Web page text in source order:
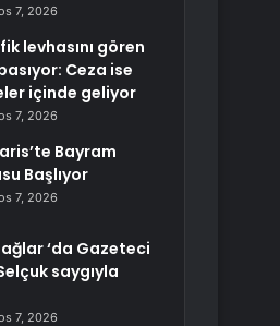
7, 2026
levhasını gören
Ceza ise
içinde geliyor
7, 2026
Bayram
Başlıyor
7, 2026
‘da Gazeteci
saygıyla
7, 2026